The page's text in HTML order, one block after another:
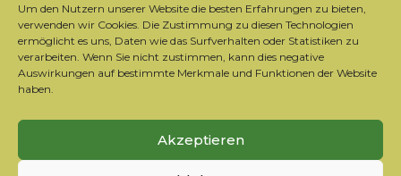
Um den Nutzern unserer Website die besten Erfahrungen zu bieten,
verwenden wir Cookies. Die Zustimmung zu diesen Technologien
ermöglicht es uns, Daten wie das Surfverhalten oder Statistiken zu
verarbeiten. Wenn Sie nicht zustimmen, kann dies negative
Auswirkungen auf bestimmte Merkmale und Funktionen der Website
haben.
Akzeptieren
37270 Montlouis-sur-Loire
Tel.: 06 26 49 36 81 -
contact@c2ds.eu
TwitterLinkedIn
Sich für den Newsletter anmelden
Unsere Partner